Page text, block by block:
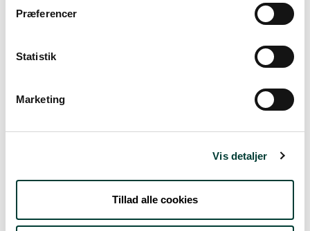
Præferencer
Statistik
Marketing
Vis detaljer
Tillad alle cookies
–